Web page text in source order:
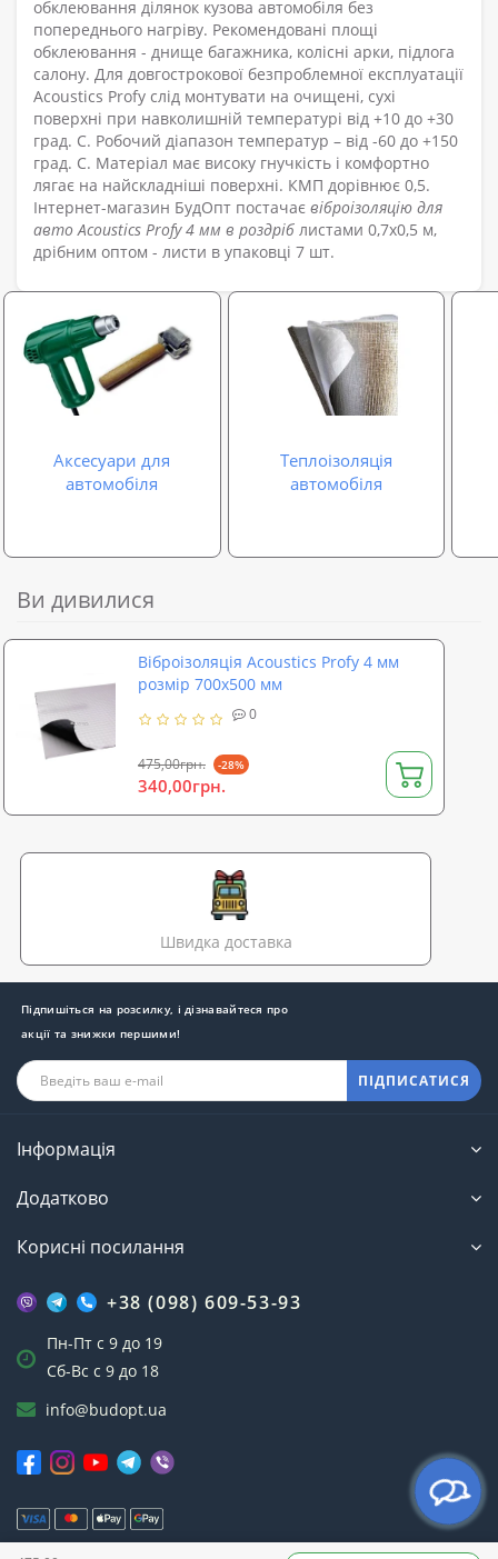
обклеювання ділянок кузова автомобіля без
попереднього нагріву. Рекомендовані площі
обклеювання - днище багажника, колісні арки, підлога
салону. Для довгострокової безпроблемної експлуатації
Acoustics Profy слід монтувати на очищені, сухі
поверхні при навколишній температурі від +10 до +30
град. С. Робочий діапазон температур – від -60 до +150
град. С. Матеріал має високу гнучкість і комфортно
лягає на найскладніші поверхні. КМП дорівнює 0,5.
Інтернет-магазин БудОпт постачає віброізоляцію для
авто Acoustics Profy 4 мм в роздріб листами 0,7х0,5 м,
дрібним оптом - листи в упаковці 7 шт.
Аксесуари для
автомобіля
Теплоізоляція
автомобіля
Ви дивилися
Віброізоляція Acoustics Profy 4 мм
розмір 700х500 мм
0
475,00грн. -28%
340,00грн.
Швидка доставка
Підпишіться на розсилку, і дізнавайтеся про
акції та знижки першими!
ПІДПИСАТИСЯ
Інформація
Додатково
Корисні посилання
+38 (098) 609-53-93
Пн-Пт с 9 до 19
Сб-Вс с 9 до 18
info@budopt.ua